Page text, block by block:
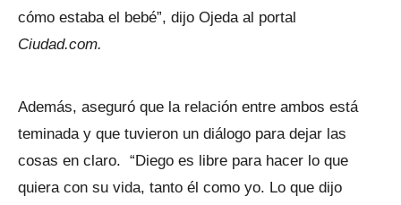
cómo estaba el bebé”, dijo Ojeda al portal
Ciudad.com.
Además, aseguró que la relación entre ambos está
teminada y que tuvieron un diálogo para dejar las
cosas en claro. “Diego es libre para hacer lo que
quiera con su vida, tanto él como yo. Lo que dijo